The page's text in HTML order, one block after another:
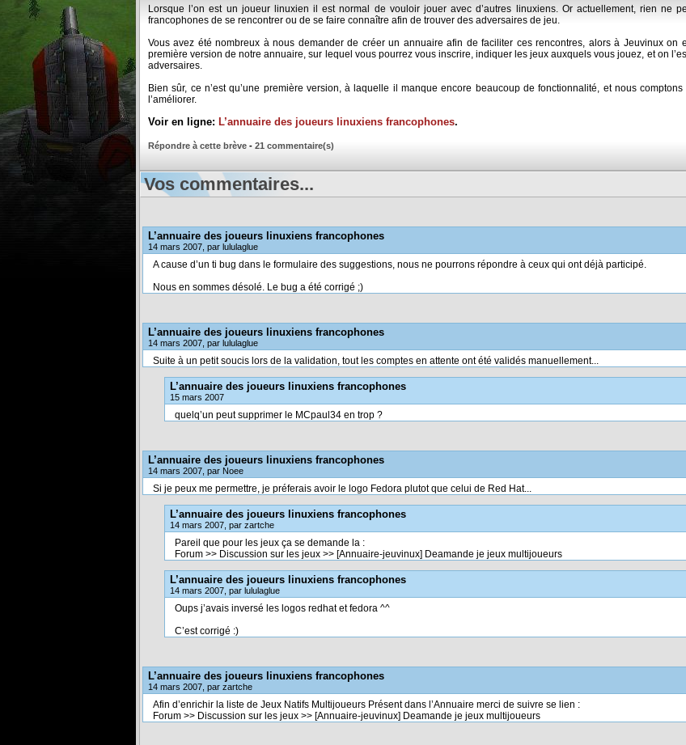
Lorsque l’on est un joueur linuxien il est normal de vouloir jouer avec d’autres linuxiens. Or actuellement, rien ne
francophones de se rencontrer ou de se faire connaître afin de trouver des adversaires de jeu.
Vous avez été nombreux à nous demander de créer un annuaire afin de faciliter ces rencontres, alors à Jeuvinux on
première version de notre annuaire, sur lequel vous pourrez vous inscrire, indiquer les jeux auxquels vous jouez, et on
adversaires.
Bien sûr, ce n’est qu’une première version, à laquelle il manque encore beaucoup de fonctionnalité, et nous
l’améliorer.
Voir en ligne: L’annuaire des joueurs linuxiens francophones.
Répondre à cette brève - 21 commentaire(s)
Vos commentaires...
L’annuaire des joueurs linuxiens francophones
14 mars 2007, par lululaglue
A cause d’un ti bug dans le formulaire des suggestions, nous ne pourrons répondre à ceux qui ont déjà participé.
Nous en sommes désolé. Le bug a été corrigé ;)
L’annuaire des joueurs linuxiens francophones
14 mars 2007, par lululaglue
Suite à un petit soucis lors de la validation, tout les comptes en attente ont été validés manuellement...
L’annuaire des joueurs linuxiens francophones
15 mars 2007
quelq’un peut supprimer le MCpaul34 en trop ?
L’annuaire des joueurs linuxiens francophones
14 mars 2007, par Noee
Si je peux me permettre, je préferais avoir le logo Fedora plutot que celui de Red Hat...
L’annuaire des joueurs linuxiens francophones
14 mars 2007, par zartche
Pareil que pour les jeux ça se demande la :
Forum >> Discussion sur les jeux >> [Annuaire-jeuvinux] Deamande je jeux multijoueurs
L’annuaire des joueurs linuxiens francophones
14 mars 2007, par lululaglue
Oups j’avais inversé les logos redhat et fedora ^^
C’est corrigé :)
L’annuaire des joueurs linuxiens francophones
14 mars 2007, par zartche
Afin d’enrichir la liste de Jeux Natifs Multijoueurs Présent dans l’Annuaire merci de suivre se lien :
Forum >> Discussion sur les jeux >> [Annuaire-jeuvinux] Deamande je jeux multijoueurs